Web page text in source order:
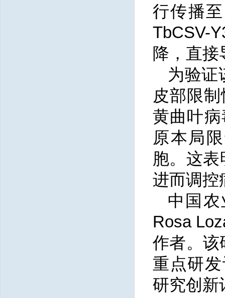
行传播
TbCSV-
降，直
为验证
皮部限
黄曲叶
原本局
胞。这
进而调控
中国
Rosa
作者。该
重点研
研究创新